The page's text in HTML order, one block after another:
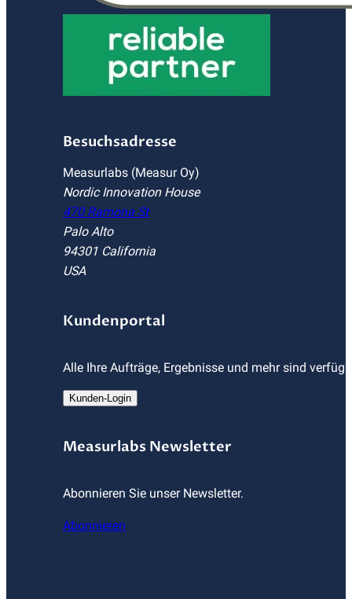
Besuchsadresse
Measurlabs (Measur Oy)
Nordic Innovation House
470 Ramona St
Palo Alto
94301 California
USA
Kundenportal
Alle Ihre Aufträge, Ergebnisse und mehr sind
Kunden-Login
Measurlabs Newsletter
Abonnieren Sie unser Newsletter.
Abonnieren